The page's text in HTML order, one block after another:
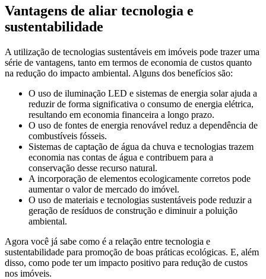
Vantagens de aliar tecnologia e
sustentabilidade
A utilização de tecnologias sustentáveis em imóveis pode trazer uma
série de vantagens, tanto em termos de economia de custos quanto
na redução do impacto ambiental. Alguns dos benefícios são:
O uso de iluminação LED e sistemas de energia solar ajuda a
reduzir de forma significativa o consumo de energia elétrica,
resultando em economia financeira a longo prazo.
O uso de fontes de energia renovável reduz a dependência de
combustíveis fósseis.
Sistemas de captação de água da chuva e tecnologias trazem
economia nas contas de água e contribuem para a
conservação desse recurso natural.
A incorporação de elementos ecologicamente corretos pode
aumentar o valor de mercado do imóvel.
O uso de materiais e tecnologias sustentáveis pode reduzir a
geração de resíduos de construção e diminuir a poluição
ambiental.
Agora você já sabe como é a relação entre tecnologia e
sustentabilidade para promoção de boas práticas ecológicas. E, além
disso, como pode ter um impacto positivo para redução de custos
nos imóveis.